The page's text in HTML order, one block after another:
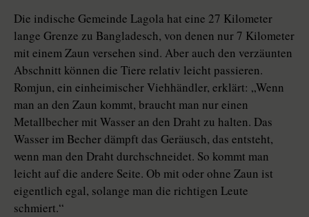
Die indische Gemeinde Lagola hat eine 27 Kilometer
lange Grenze zu Bangladesch, von denen nur 7 Kilometer
mit einem Zaun versehen sind. Aber auch den verzäunten
Abschnitt können die Tiere relativ leicht passieren.
Romjun, ein einheimischer Viehhändler, erklärt: „Wenn
man an den Zaun kommt, braucht man nur einen
Metallbecher mit Wasser an den Draht zu halten. Das
Wasser im Becher dämpft das Geräusch, das entsteht,
wenn man den Draht durchschneidet. So kommt man
leicht auf die andere Seite. Ob mit oder ohne Zaun ist
eigentlich egal, solange man die richtigen Leute
schmiert.“